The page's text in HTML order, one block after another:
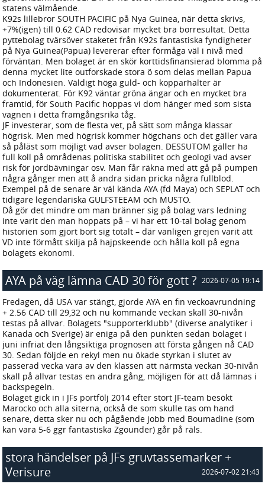
statens välmående.
K92s lillebror SOUTH PACIFIC på Nya Guinea, när detta skrivs,
+7%(igen) till 0.62 CAD redovisar mycket bra borresultat. Detta
pyttebolag tvärsöver staketet från K92s fantastiska fyndigheter
på Nya Guinea(Papua) levererar efter förmåga väl i nivå med
förväntan. Men bolaget är en skör korttidsfinansierad blomma på
denna mycket lite outforskade stora ö som delas mellan Papua
och Indonesien. Väldigt höga guld- och kopparhalter är
dokumenterat. För K92 väntar gröna ängar och en mycket bra
framtid, för South Pacific hoppas vi dom hänger med som sista
vagnen i detta framgångsrika tåg.
JF investerar, som de flesta vet, på sätt som många klassar
högrisk. Men med högrisk kommer högchans och det gäller vara
så påläst som möjligt vad avser bolagen. DESSUTOM gäller ha
full koll på områdenas politiska stabilitet och geologi vad avser
risk för jordbävningar osv. Man får räkna med att gå på pumpen
några gånger men att å andra sidan pricka några fullblod.
Exempel på de senare är väl kända AYA (fd Maya) och SEPLAT och
tidigare legendariska GULFSTEEAM och MUSTO.
Då gör det mindre om man bränner sig på bolag vars ledning
inte varit den man hoppats på – vi har ett 10-tal bolag genom
historien som gjort bort sig totalt – där vanligen grejen varit att
VD inte förmått skilja på hajpskeende och hålla koll på egna
bolagets ekonomi.
AYA på väg lämna CAD 30 för gott ? 2026-07-05 19:14
Fredagen, då USA var stängt, gjorde AYA en fin veckoavrundning
+ 2.56 CAD till 29,32 och nu kommande veckan skall 30-nivån
testas på allvar. Bolagets "supporterklubb" (diverse analytiker i
Kanada och Sverige) är eniga på den punkten sedan bolaget i
juni infriat den långsiktiga prognosen att första gången nå CAD
30. Sedan följde en rekyl men nu ökade styrkan i slutet av
passerad vecka vara av den klassen att närmsta veckan 30-nivån
skall på allvar testas en andra gång, möjligen för att då lämnas i
backspegeln.
Bolaget gick in i JFs portfölj 2014 efter stort JF-team besökt
Marocko och alla siterna, också de som skulle tas om hand
senare, detta sker nu och pågående jobb med Boumadine (som
kan vara 5-6 ggr fantastiska Zgounder) går på räls.
stora händelser på JFs gruvtassemarker +
Verisure
2026-07-02 21:43